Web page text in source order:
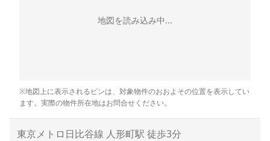
地図を読み込み中...
※地図上に表示されるピンは、対象物件のおおよその位置を表示してい
ます。実際の物件所在地はお問合せください。
東京メトロ日比谷線 人形町駅 徒歩3分